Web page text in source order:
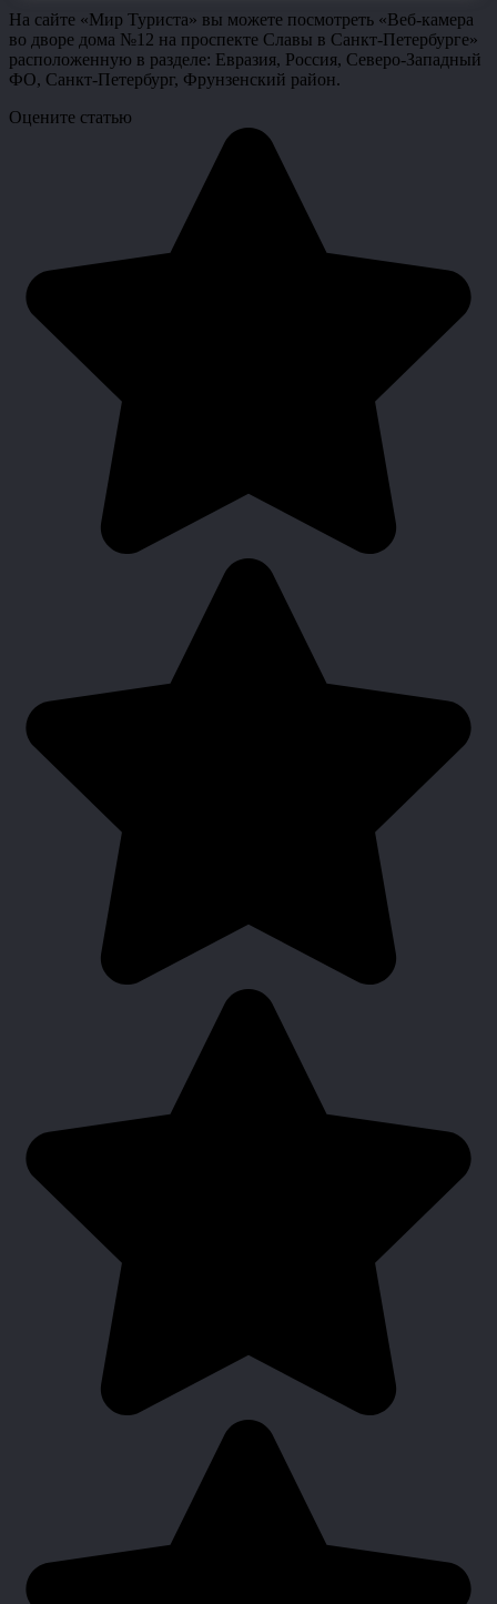
На сайте «Мир Туриста» вы можете посмотреть «Веб-камера
во дворе дома №12 на проспекте Славы в Санкт-Петербурге»
расположенную в разделе: Евразия, Россия, Северо-Западный
ФО, Санкт-Петербург, Фрунзенский район.
Оцените статью